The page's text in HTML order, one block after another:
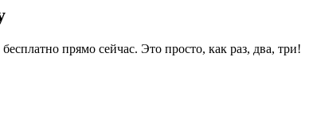
прямо сейчас. Это просто, как раз, два, три!